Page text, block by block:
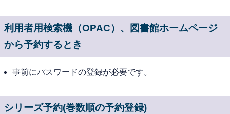
利用者用検索機（OPAC）、図書館ホームページ
から予約するとき
事前にパスワードの登録が必要です。
シリーズ予約(巻数順の予約登録)